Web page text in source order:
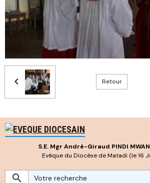
Retour
S.E. Mgr André-Giraud PINDI
Evêque du Diocèse de Matadi (le 16